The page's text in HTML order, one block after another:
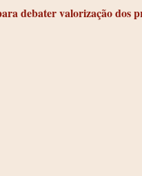
debater valorização dos